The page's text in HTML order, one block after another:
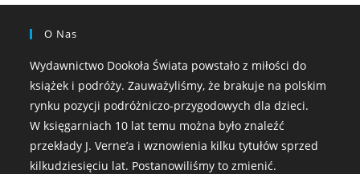
O Nas
Wydawnictwo Dookoła Świata powstało z miłości do
książek i podróży. Zauważyliśmy, że brakuje na polskim
rynku pozycji podróżniczo-przygodowych dla dzieci.
W księgarniach 10 lat temu można było znaleźć
przekłady J. Verne’a i wznowienia kilku tytułów sprzed
kilkudziesięciu lat. Postanowiliśmy to zmienić.